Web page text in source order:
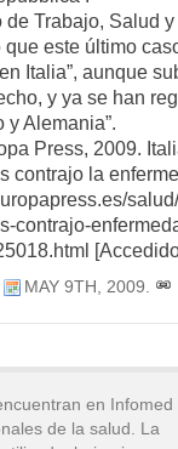
de Trabajo, Salud
este último
Italia”, aunque
y ya se han
y Alemania”.
Press, 2009.
contrajo la
contrajo-
MAY 9TH, 2009.
en Infomed
de la salud. La